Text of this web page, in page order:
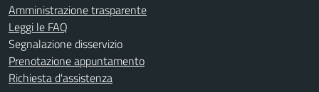
Amministrazione trasparente
Leggi le FAQ
Segnalazione disservizio
Prenotazione appuntamento
Richiesta d'assistenza